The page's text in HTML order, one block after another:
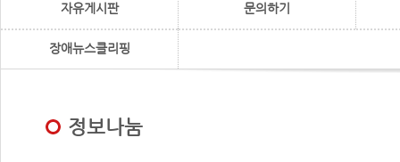
자유게시판 문의하기
장애뉴스클리핑
정보나눔